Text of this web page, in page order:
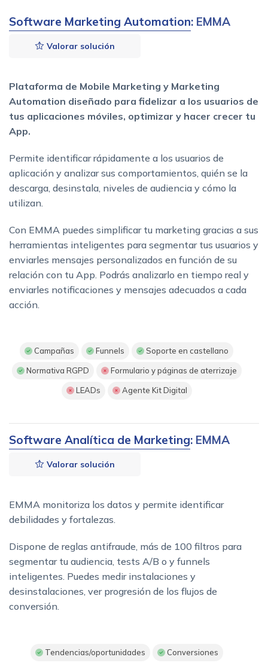
Software Marketing Automation: EMMA
Valorar solución
Plataforma de Mobile Marketing y Marketing
Automation diseñado para fidelizar a los usuarios de
tus aplicaciones móviles, optimizar y hacer crecer tu
App.
Permite identificar rápidamente a los usuarios de
aplicación y analizar sus comportamientos, quién se la
descarga, desinstala, niveles de audiencia y cómo la
utilizan.
Con EMMA puedes simplificar tu marketing gracias a sus
herramientas inteligentes para segmentar tus usuarios y
enviarles mensajes personalizados en función de su
relación con tu App. Podrás analizarlo en tiempo real y
enviarles notificaciones y mensajes adecuados a cada
acción.
Campañas Funnels Soporte en castellano
Normativa RGPD Formulario y páginas de aterrizaje
LEADs Agente Kit Digital
Software Analítica de Marketing: EMMA
Valorar solución
EMMA monitoriza los datos y permite identificar
debilidades y fortalezas.
Dispone de reglas antifraude, más de 100 filtros para
segmentar tu audiencia, tests A/B o y funnels
inteligentes. Puedes medir instalaciones y
desinstalaciones, ver progresión de los flujos de
conversión.
Tendencias/oportunidades Conversiones